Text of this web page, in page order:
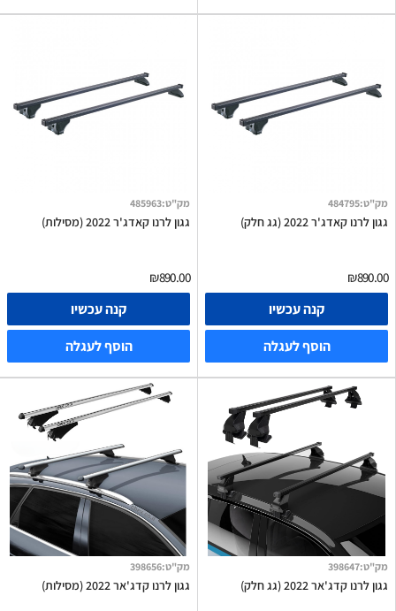
מק"ט:
484795
גגון לרנו קאדג'ר 2022 (גג חלק)
₪890.00
קנה עכשיו
הוסף לעגלה
מק"ט:
485963
גגון לרנו קאדג'ר 2022 (מסילות)
₪890.00
קנה עכשיו
הוסף לעגלה
מק"ט:
398647
גגון לרנו קדג'אר 2022 (גג חלק)
מק"ט:
398656
גגון לרנו קדג'אר 2022 (מסילות)